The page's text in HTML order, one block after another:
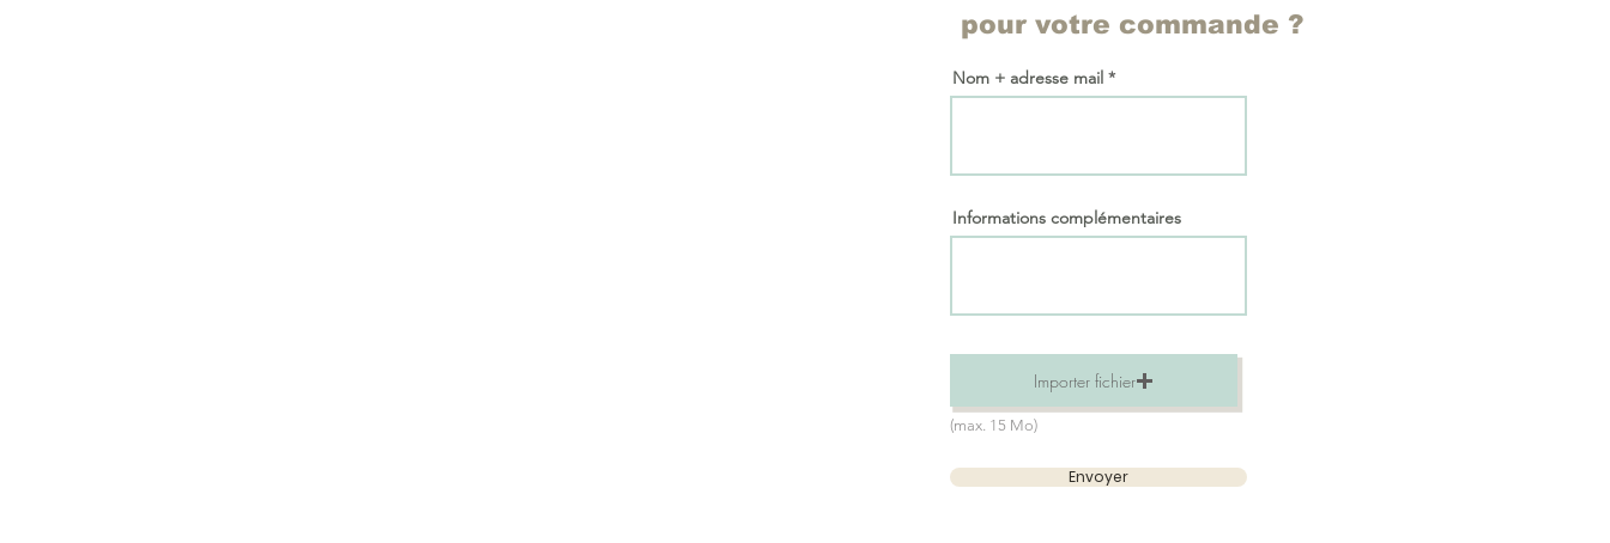
pour votre commande ?
Nom + adresse mail
Informations complémentaires
Importer fichier
(max. 15 Mo)
Envoyer